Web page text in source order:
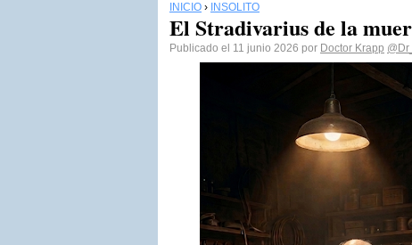
INICIO › INSÓLITO
El Stradivarius de la
Publicado el 11 junio 2026 por Doctor Krapp